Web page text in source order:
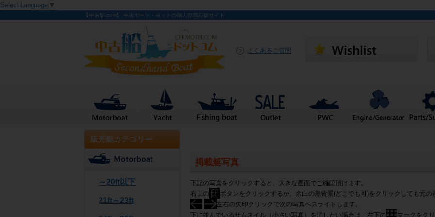
Select Language ▼
【中古船.com】 中古ボート・ヨットの個人売買応援サイト
よくあるご質問
販売艇カテゴリー
～20ft以下
21ft～23ft
掲載艇写真
下記の写真をクリックすると、大きな画面でご確認頂けます。
右上の
ボタンをクリックするか、余白の黒背景(どこでも可)をクリックしても元の
左右の矢印クリックで次の写真へスライドします。
下に並んでいるサムネイル（小さい写真）を消したい場合は、右下の
マークをク